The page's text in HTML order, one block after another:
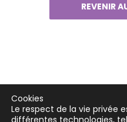
REVENIR
Cookies
Le respect de la vie privée
différentes technologies,